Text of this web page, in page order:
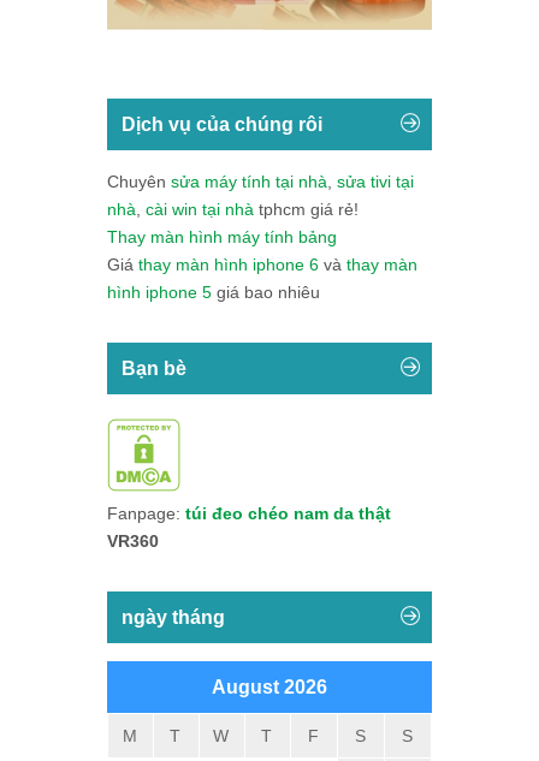
Dịch vụ của chúng rôi
Chuyên sửa máy tính tại nhà sửa tivi tại
nhà cài win tại nhà tphcm giá rẻ!
Thay màn hình máy tính bảng
Giá thay màn hình iphone 6 và thay màn
hình iphone 5 giá bao nhiêu
Bạn bè
Fanpage: túi đeo chéo nam da thật
VR360
ngày tháng
August 2026
M T W T F S S